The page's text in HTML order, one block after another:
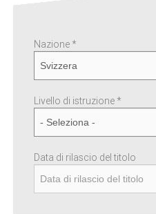
Nazione *
Livello di istruzione *
Data di rilascio del titolo